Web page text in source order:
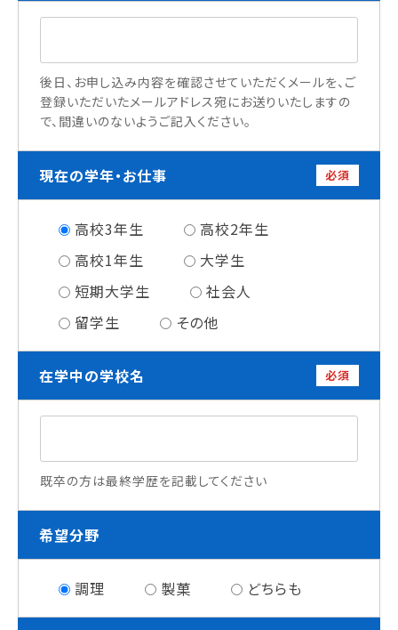
情報公開
よくあるご質問
後日、お申し込み内容を確認させていただくメールを、ご
登録いただいたメールアドレス宛にお送りいたしますの
で、間違いのないようご記入ください。
現在の学年・お仕事 必須
高校3年生
高校2年生
高校1年生
大学生
短期大学生
社会人
留学生
その他
在学中の学校名 必須
既卒の方は最終学歴を記載してください
希望分野
調理 製菓 どちらも